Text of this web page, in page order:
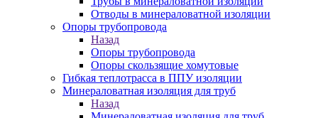
Отводы в минераловатной изоляции
Опоры трубопровода
Назад
Опоры трубопровода
Опоры скользящие хомутовые
Гибкая теплотрасса в ППУ изоляции
Минераловатная изоляция для труб
Назад